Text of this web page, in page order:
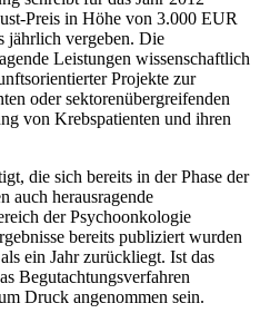
Preis in Höhe von 3.000 EUR
jährlich vergeben. Die
Leistungen wissenschaftlich
Projekte zur
oder sektorenübergreifenden
von Krebspatienten und ihren
die sich bereits in der Phase der
auch herausragende
der Psychoonkologie
bereits publiziert wurden
ein Jahr zurückliegt. Ist das
Begutachtungsverfahren
Druck angenommen sein.